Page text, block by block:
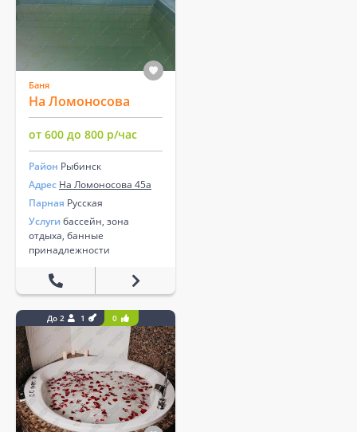
Баня
На Ломоносова
от 600 до 800 р/час
Район Рыбинск
Адрес На Ломоносова 45а
Парная Русская
Услуги бассейн, зона
отдыха, банные
принадлежности
До 2 1 0